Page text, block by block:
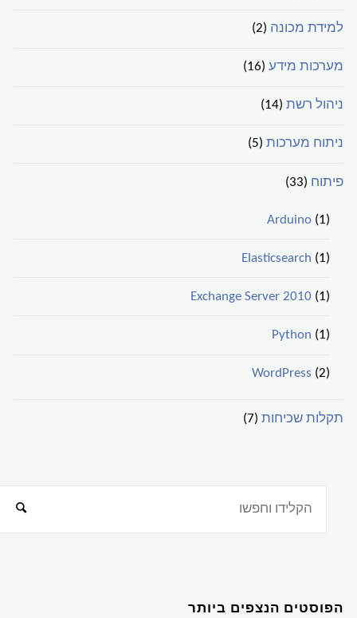
למידת מכונה (2)
מערכות מידע (16)
ניהול רשת (14)
ניתוח מערכות (5)
פיתוח (33)
Arduino(1)
Elasticsearch (1)
Exchange Server 2010(1)
Python (1)
WordPress (2)
תקלות שכיחות (7)
הפוסטים הנצפים ביותר